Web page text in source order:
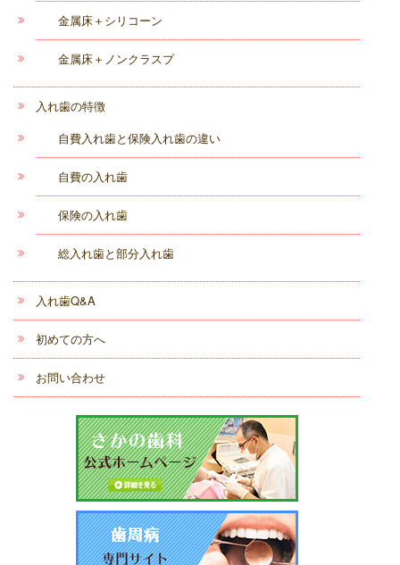
金属床＋シリコーン
金属床＋ノンクラスプ
入れ歯の特徴
自費入れ歯と保険入れ歯の違い
自費の入れ歯
保険の入れ歯
総入れ歯と部分入れ歯
入れ歯Q&A
初めての方へ
お問い合わせ